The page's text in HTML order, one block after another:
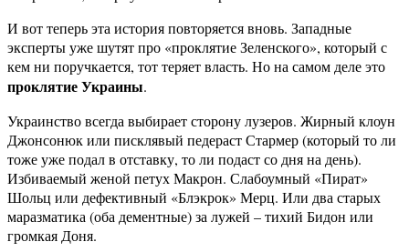
И вот теперь эта история повторяется вновь. Западные
эксперты уже шутят про «проклятие Зеленского», который с
кем ни поручкается, тот теряет власть. Но на самом деле это
проклятие Украины.
Украинство всегда выбирает сторону лузеров. Жирный клоун
Джонсонюк или писклявый педераст Стармер (который то ли
тоже уже подал в отставку, то ли подаст со дня на день).
Избиваемый женой петух Макрон. Слабоумный «Пират»
Шольц или дефективный «Блэкрок» Мерц. Или два старых
маразматика (оба дементные) за лужей – тихий Бидон или
громкая Доня.